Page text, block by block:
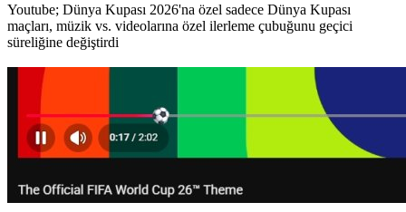
Youtube; Dünya Kupası 2026'na özel sadece Dünya Kupası
maçları, müzik vs. videolarına özel ilerleme çubuğunu geçici
süreliğine değiştirdi